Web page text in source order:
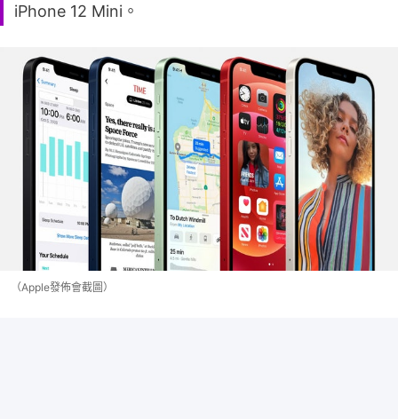
iPhone 12 Mini。
（Apple發佈會截圖）